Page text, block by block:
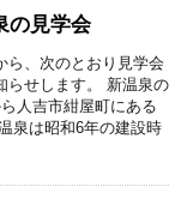
の見学会
ら、次のとおり見学会
らせします。 新温泉の
人吉市紺屋町にある
泉は昭和6年の建設時